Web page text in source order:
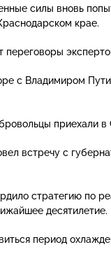
силы вновь
крае.
переговоры
с Владимиром
приехали в
встречу с
стратегию по
десятилетие.
период